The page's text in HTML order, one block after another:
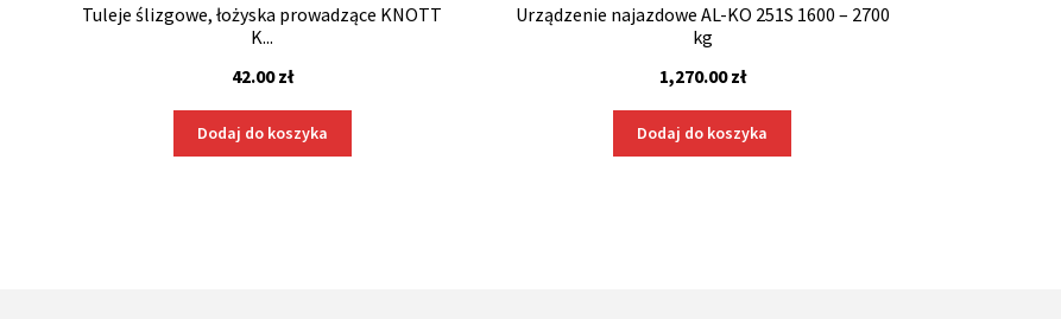
Tuleje ślizgowe, łożyska prowadzące KNOTT
K...
42.00zł
Dodaj do koszyka
Urządzenie najazdowe AL-KO 251S 1600 – 2700
kg
1,270.00zł
Dodaj do koszyka